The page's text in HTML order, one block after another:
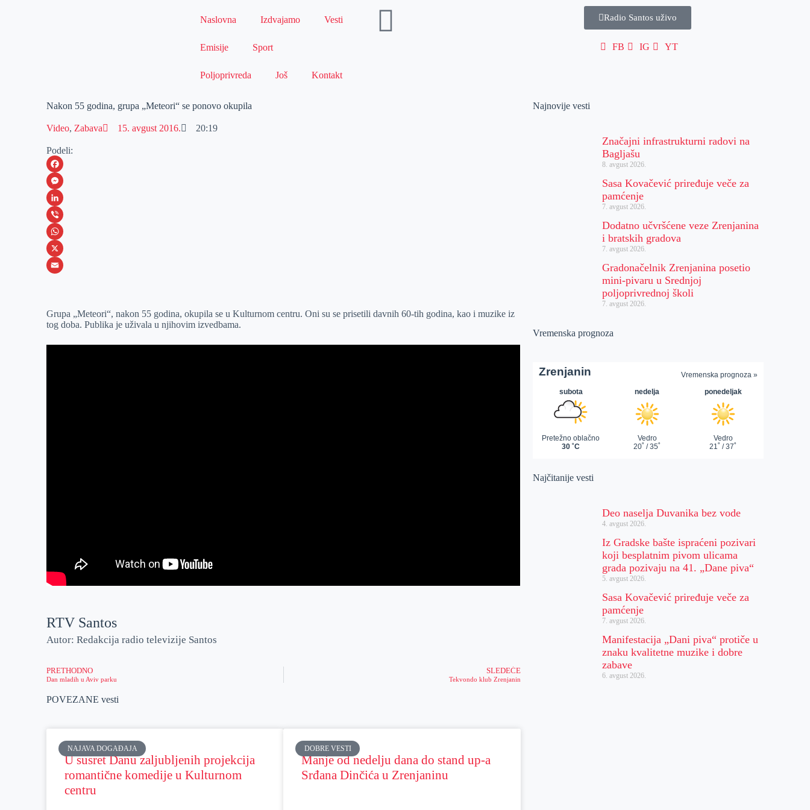
Naslovna Izdvajamo Vesti
Emisije Sport
Poljoprivreda Još Kontakt
Radio Santos uživo
FB IG YT
Nakon 55 godina, grupa „Meteori“ se ponovo okupila
Video, Zabava 15. avgust 2016. 20:19
Podeli:
F
a
c
e
b
o
M
e
s
s
e
e
L
i
n
k
I
V
i
b
W
h
s
A
X
a
Grupa „Meteori“, nakon 55 godina, okupila se u Kulturnom centru. Oni su se prisetili davnih 60-tih godina, kao i muzike iz
tog doba. Publika je uživala u njihovim izvedbama.
RTV Santos
Autor: Redakcija radio televizije Santos
PRETHODNO
Dan mladih u Aviv parku
SLEDEĆE
Tekvondo klub Zrenjanin
POVEZANE vesti
NAJAVA DOGAĐAJA
U susret Danu zaljubljenih projekcija
romantične komedije u Kulturnom
centru
DOBRE VESTI
Manje od nedelju dana do stand up-a
Srđana Dinčića u Zrenjaninu
Najnovije vesti
Značajni infrastrukturni radovi na
Bagljašu
8. avgust 2026.
Sasa Kovačević priređuje veče za
pamćenje
7. avgust 2026.
Dodatno učvršćene veze Zrenjanina
i bratskih gradova
7. avgust 2026.
Gradonačelnik Zrenjanina posetio
mini-pivaru u Srednjoj
poljoprivrednoj školi
7. avgust 2026.
Vremenska prognoza
Najčitanije vesti
Deo naselja Duvanika bez vode
4. avgust 2026.
Iz Gradske bašte ispraćeni pozivari
koji besplatnim pivom ulicama
grada pozivaju na 41. „Dane piva“
5. avgust 2026.
Sasa Kovačević priređuje veče za
pamćenje
7. avgust 2026.
Manifestacija „Dani piva“ protiče u
znaku kvalitetne muzike i dobre
zabave
6. avgust 2026.